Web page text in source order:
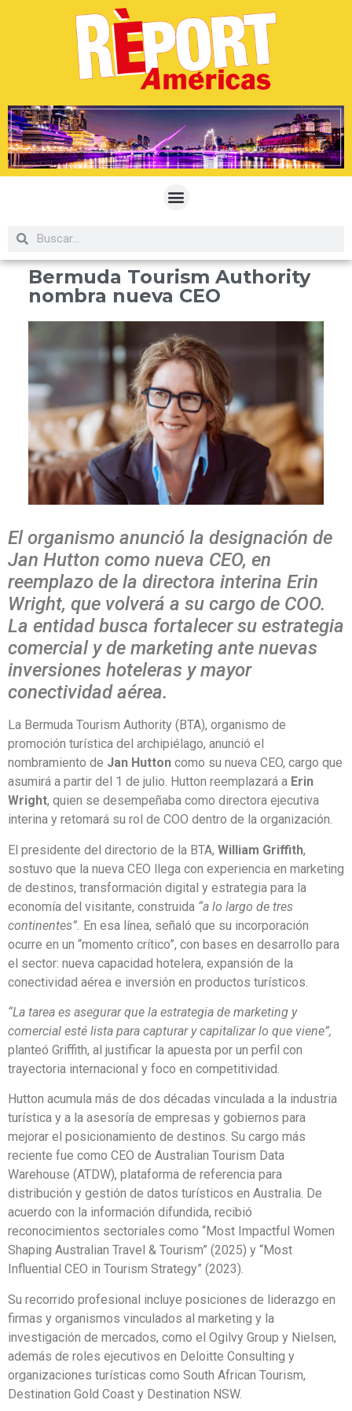
Bermuda Tourism Authority
nombra nueva CEO
El organismo anunció la designación de
Jan Hutton como nueva CEO, en
reemplazo de la directora interina Erin
Wright, que volverá a su cargo de COO.
La entidad busca fortalecer su estrategia
comercial y de marketing ante nuevas
inversiones hoteleras y mayor
conectividad aérea.
La Bermuda Tourism Authority (BTA), organismo de
promoción turística del archipiélago, anunció el
nombramiento de Jan Hutton como su nueva CEO, cargo que
asumirá a partir del 1 de julio. Hutton reemplazará a Erin
Wright, quien se desempeñaba como directora ejecutiva
interina y retomará su rol de COO dentro de la organización.
El presidente del directorio de la BTA, William Griffith,
sostuvo que la nueva CEO llega con experiencia en marketing
de destinos, transformación digital y estrategia para la
economía del visitante, construida “a lo largo de tres
continentes”. En esa línea, señaló que su incorporación
ocurre en un “momento crítico”, con bases en desarrollo para
el sector: nueva capacidad hotelera, expansión de la
conectividad aérea e inversión en productos turísticos.
“La tarea es asegurar que la estrategia de marketing y
comercial esté lista para capturar y capitalizar lo que viene”,
planteó Griffith, al justificar la apuesta por un perfil con
trayectoria internacional y foco en competitividad.
Hutton acumula más de dos décadas vinculada a la industria
turística y a la asesoría de empresas y gobiernos para
mejorar el posicionamiento de destinos. Su cargo más
reciente fue como CEO de Australian Tourism Data
Warehouse (ATDW), plataforma de referencia para
distribución y gestión de datos turísticos en Australia. De
acuerdo con la información difundida, recibió
reconocimientos sectoriales como “Most Impactful Women
Shaping Australian Travel & Tourism” (2025) y “Most
Influential CEO in Tourism Strategy” (2023).
Su recorrido profesional incluye posiciones de liderazgo en
firmas y organismos vinculados al marketing y la
investigación de mercados, como el Ogilvy Group y Nielsen,
además de roles ejecutivos en Deloitte Consulting y
organizaciones turísticas como South African Tourism,
Destination Gold Coast y Destination NSW.